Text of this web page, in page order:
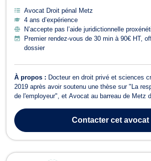
Avocat Droit pénal Metz
4 ans d’expérience
N’accepte pas l’aide juridictionnelle
Premier rendez-vous de 30 min à 90€ HT,
dossier
À propos : Docteur en droit privé et sciences
2019 après avoir soutenu une thèse sur "La
de l'employeur", et Avocat au barreau de Metz
le droit pénal des affaires (abus de biens
corruption, blan...
Contactercet avocat